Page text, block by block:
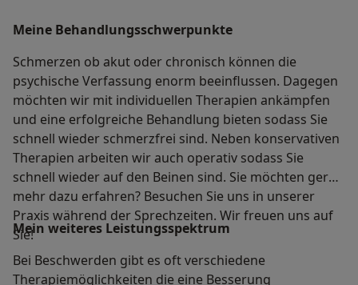
Meine Behandlungs­schwerpunkte
Schmerzen ob akut oder chronisch können die
psychische Verfassung enorm beeinflussen. Dagegen
möchten wir mit individuellen Therapien ankämpfen
und eine erfolgreiche Behandlung bieten sodass Sie
schnell wieder schmerzfrei sind. Neben konservativen
Therapien arbeiten wir auch operativ sodass Sie
schnell wieder auf den Beinen sind. Sie möchten gerne
mehr dazu erfahren? Besuchen Sie uns in unserer
Praxis während der Sprechzeiten. Wir freuen uns auf
Sie!
Mein weiteres Leistungs­spektrum
Bei Beschwerden gibt es oft verschiedene
Therapiemöglichkeiten die eine Besserung